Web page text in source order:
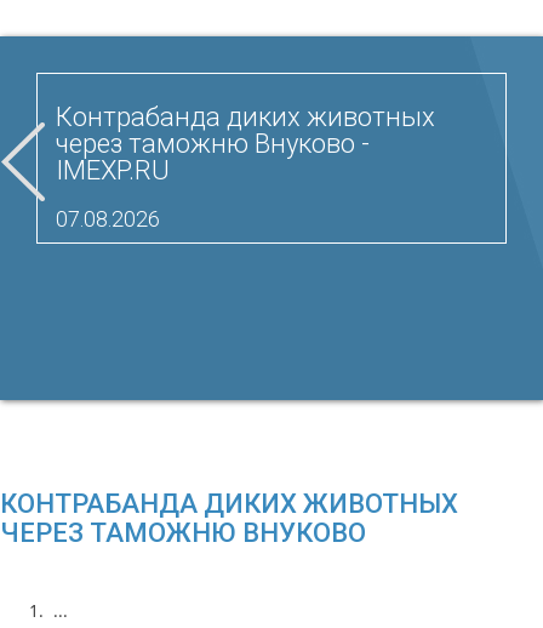
Контрабанда диких животных
через таможню Внуково -
IMEXP.RU
07.08.2026
КОНТРАБАНДА ДИКИХ ЖИВОТНЫХ
ЧЕРЕЗ ТАМОЖНЮ ВНУКОВО
...